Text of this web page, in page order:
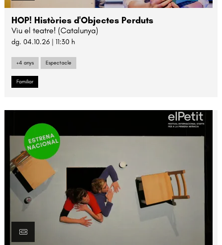
HOP! Històries d'Objectes Perduts
Viu el teatre! (Catalunya)
dg. 04.10.26 |11:30 h
+4 anys Espectacle
Familiar